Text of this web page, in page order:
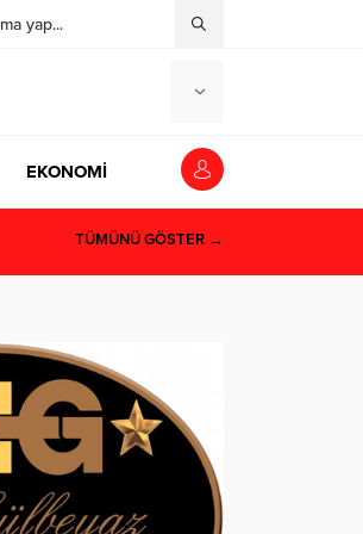
EKONOMİ
TÜMÜNÜ GÖSTER →